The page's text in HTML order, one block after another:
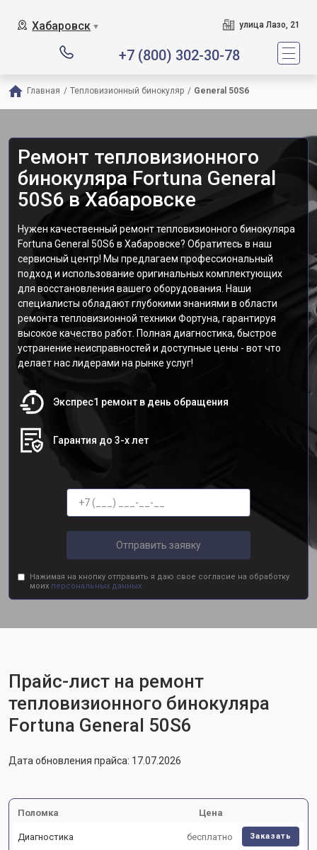
Хабаровск ▼ улица Лазо, 21
+7 (800) 302-30-78
Главная / Тепловизионный бинокуляр / General 50S6
Ремонт тепловизионного
бинокуляра Fortuna General
50S6 в Хабаровске
Нужен качественный ремонт тепловизионного бинокуляра
Fortuna General 50S6 в Хабаровске? Обратитесь в наш
сервисный центр! Мы предлагаем профессиональный
подход и использование оригинальных комплектующих
для восстановления вашего оборудования. Наши
специалисты обладают глубокими знаниями в области
ремонта тепловизионной техники Фортуна, гарантируя
высокое качество работ. Полная диагностика, быстрое
устранение неисправностей и доступные цены - вот что
делает нас лидерами на рынке услуг!
Экспрес1 ремонт в день обращения
Гарантия до 3-х лет
Отправить заявку
Нажимая на кнопку отправить я даю свое согласие на обработку
моих персональных данных.
Прайс-лист на ремонт
тепловизионного бинокуляра
Fortuna General 50S6
Дата обновления прайса: 17.07.2026
Поломка Цена
Диагностика бесплатно Заказать